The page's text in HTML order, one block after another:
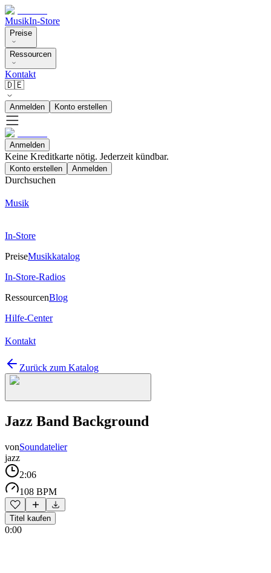
MusikIn-Store
Preise
Ressourcen
Kontakt
🇩🇪
Anmelden Konto erstellen
Anmelden
Keine Kreditkarte nötig. Jederzeit kündbar.
Konto erstellen Anmelden
Durchsuchen
Musik
In-Store
PreiseMusikkatalog
In-Store-Radios
RessourcenBlog
Hilfe-Center
Kontakt
Zurück zum Katalog
Jazz Band Background
vonSoundatelier
jazz
2:06
108 BPM
Titel kaufen
0:00